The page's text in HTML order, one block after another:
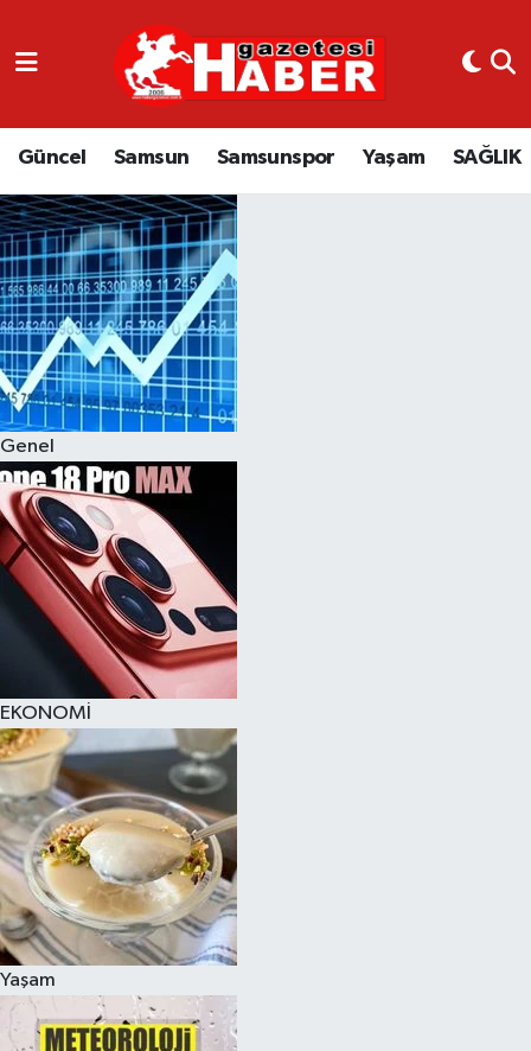
Güncel Samsun Samsunspor Yaşam SAĞLIK
Genel
EKONOMİ
Yaşam
GÜNCEL
SAMSUN
SAMSUNSPOR
EKONOMİ
YAŞAM